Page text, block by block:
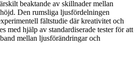
beaktande av skillnader mellan
Den rumsliga ljusfördelningen
fältstudie där kreativitet och
med hjälp av standardiserade tester för att
mellan ljusförändringar och